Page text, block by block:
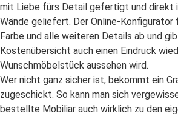
mit Liebe fürs Detail gefertigt und direkt
Wände geliefert. Der Online-Konfigurator
Farbe und alle weiteren Details ab und
Kostenübersicht auch einen Eindruck
Wunschmöbelstück aussehen wird.
Wer nicht ganz sicher ist, bekommt ein
zugeschickt. So kann man sich
bestellte Mobiliar auch wirklich zu den